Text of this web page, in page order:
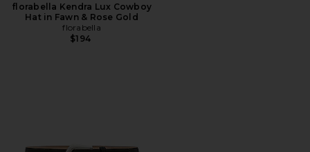
florabella Kendra Lux Cowboy
Hat in Fawn & Rose Gold
florabella
$194